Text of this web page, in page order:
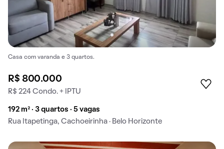
Casa com varanda e 3 quartos.
R$ 800.000
R$ 224 Condo. + IPTU
192 m² · 3 quartos · 5 vagas
Rua Itapetinga, Cachoeirinha · Belo Horizonte